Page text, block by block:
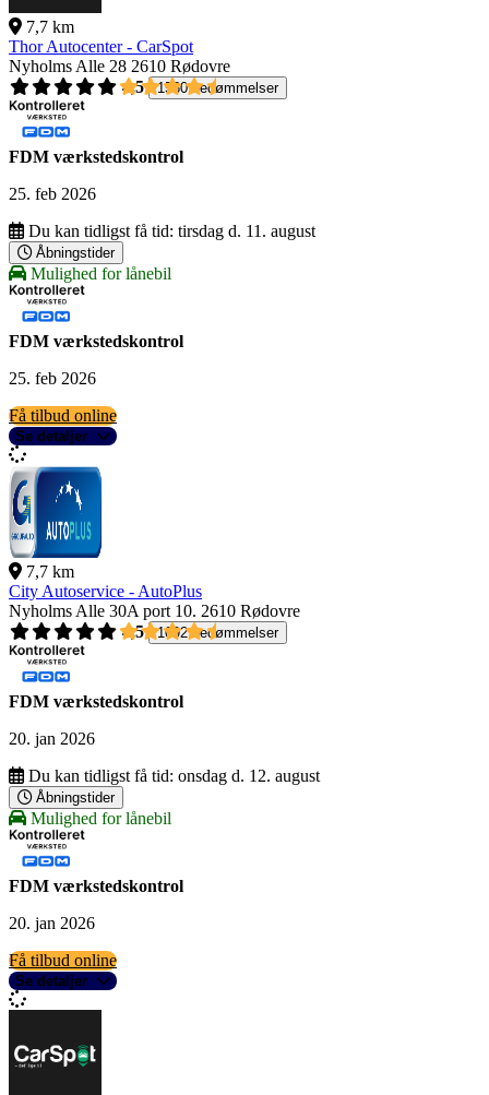
7,7 km
Thor Autocenter - CarSpot
Nyholms Alle 28 2610 Rødovre
4,5
1560 bedømmelser
FDM værkstedskontrol
25. feb 2026
Du kan tidligst få tid: tirsdag d. 11. august
Åbningstider
Mulighed for lånebil
FDM værkstedskontrol
25. feb 2026
Få tilbud online
Se detaljer
7,7 km
City Autoservice - AutoPlus
Nyholms Alle 30A port 10. 2610 Rødovre
4,5
1092 bedømmelser
FDM værkstedskontrol
20. jan 2026
Du kan tidligst få tid: onsdag d. 12. august
Åbningstider
Mulighed for lånebil
FDM værkstedskontrol
20. jan 2026
Få tilbud online
Se detaljer